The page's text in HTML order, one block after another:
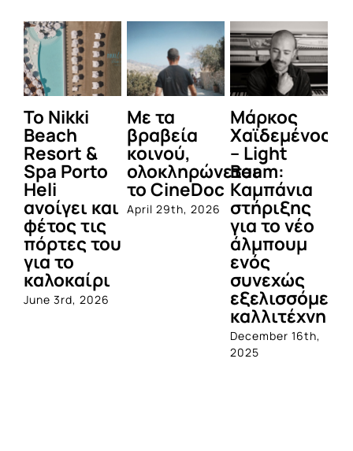
To Nikki
Beach
Resort &
Spa Porto
Heli
ανοίγει και
φέτος τις
πόρτες του
για το
καλοκαίρι
June 3rd, 2026
Με τα
βραβεία
κοινού,
ολοκληρώνεται
το CineDoc
April 29th, 2026
Μάρκος
Χαϊδεμένος
– Light
Beam:
Καμπάνια
στήριξης
για το νέο
άλμπουμ
ενός
συνεχώς
καλλιτέχνη
December 16th,
2025